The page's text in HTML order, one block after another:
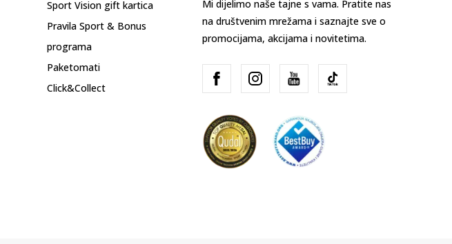
Sport Vision gift kartica
Pravila Sport & Bonus
programa
Paketomati
Click&Collect
Mi dijelimo naše tajne s vama. Pratite nas
na društvenim mrežama i saznajte sve o
promocijama, akcijama i novitetima.